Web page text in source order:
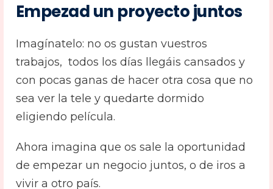
Empezad un proyecto juntos
Imagínatelo: no os gustan vuestros
trabajos, todos los días llegáis cansados y
con pocas ganas de hacer otra cosa que no
sea ver la tele y quedarte dormido
eligiendo película.
Ahora imagina que os sale la oportunidad
de empezar un negocio juntos, o de iros a
vivir a otro país.